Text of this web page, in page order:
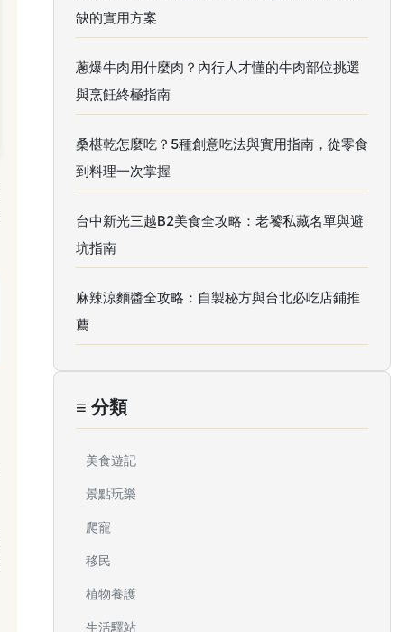
缺的實用方案
蔥爆牛肉用什麼肉？內行人才懂的牛肉部位挑選
與烹飪終極指南
桑椹乾怎麼吃？5種創意吃法與實用指南，從零食
到料理一次掌握
台中新光三越B2美食全攻略：老饕私藏名單與避
坑指南
麻辣涼麵醬全攻略：自製秘方與台北必吃店鋪推
薦
≡ 分類
美食遊記
景點玩樂
爬寵
移民
植物養護
生活驛站